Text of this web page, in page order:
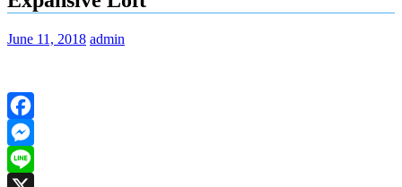
June 11, 2018 admin
Facebook
Messenger